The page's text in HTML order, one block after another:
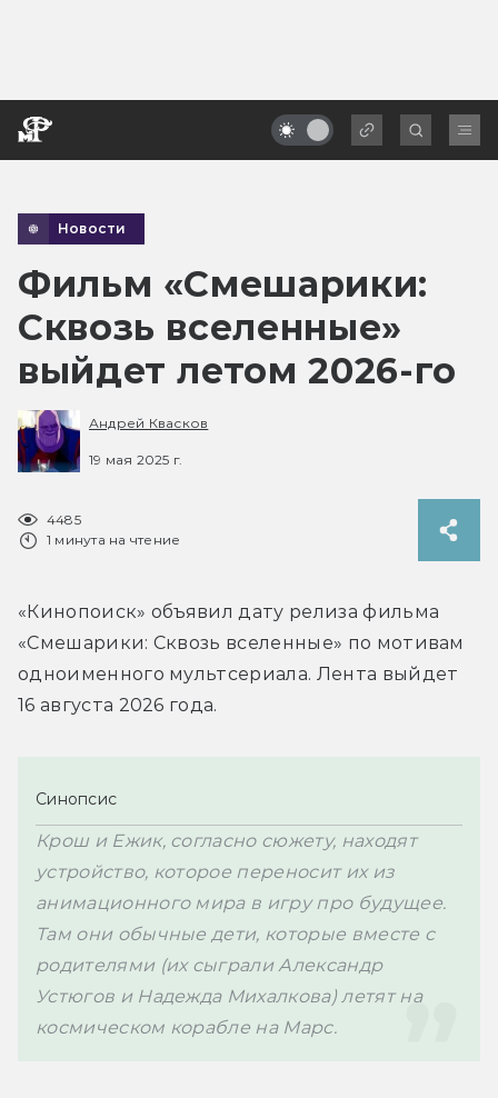
Новости
Фильм «Смешарики:
Сквозь вселенные»
выйдет летом 2026-го
Андрей Квасков
19 мая 2025 г.
4485
1 минута на чтение
«Кинопоиск» объявил дату релиза фильма
«Смешарики: Сквозь вселенные» по мотивам
одноименного мультсериала. Лента выйдет
16 августа 2026 года.
Синопсис
Крош и Ежик, согласно сюжету, находят
устройство, которое переносит их из
анимационного мира в игру про будущее.
Там они обычные дети, которые вместе с
родителями (их сыграли Александр
Устюгов и Надежда Михалкова) летят на
космическом корабле на Марс.